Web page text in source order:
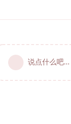
说点什么吧...